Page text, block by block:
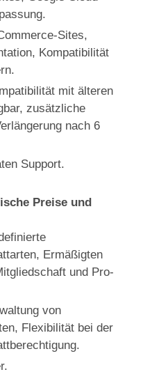
Sites,
Kompatibilität
mit älteren
zusätzliche
nach 6
Support.
Preise und
Ermäßigten
und Pro-
von
Flexibilität bei der